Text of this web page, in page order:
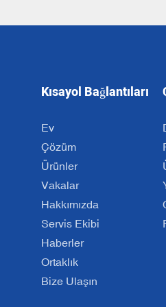
Kısayol Bağlantıları
Ev
Çözüm
Ürünler
Vakalar
Hakkımızda
Servis Ekibi
Haberler
Ortaklık
Bize Ulaşın